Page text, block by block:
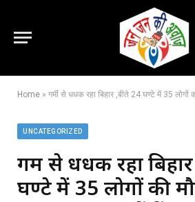
Home » गर्मी से धधक रहा बिहार ,बीते 24 घण्टे में 35 लोगों की
UNCATEGORIZED
गर्मी से धधक रहा
घण्टे में 35 लोगों की